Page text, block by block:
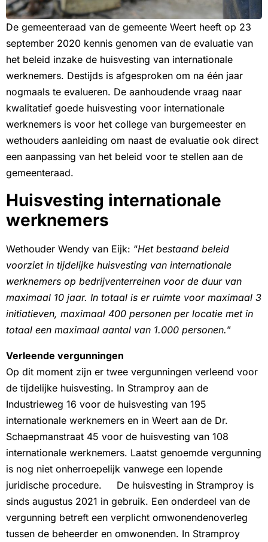
De gemeenteraad van de gemeente Weert heeft op 23
september 2020 kennis genomen van de evaluatie van
het beleid inzake de huisvesting van internationale
werknemers. Destijds is afgesproken om na één jaar
nogmaals te evalueren. De aanhoudende vraag naar
kwalitatief goede huisvesting voor internationale
werknemers is voor het college van burgemeester en
wethouders aanleiding om naast de evaluatie ook direct
een aanpassing van het beleid voor te stellen aan de
gemeenteraad.
Huisvesting internationale
werknemers
Wethouder Wendy van Eijk: “Het bestaand beleid
voorziet in tijdelijke huisvesting van internationale
werknemers op bedrijventerreinen voor de duur van
maximaal 10 jaar. In totaal is er ruimte voor maximaal 3
initiatieven, maximaal 400 personen per locatie met in
totaal een maximaal aantal van 1.000 personen.”
Verleende vergunningen
Op dit moment zijn er twee vergunningen verleend voor
de tijdelijke huisvesting. In Stramproy aan de
Industrieweg 16 voor de huisvesting van 195
internationale werknemers en in Weert aan de Dr.
Schaepmanstraat 45 voor de huisvesting van 108
internationale werknemers. Laatst genoemde vergunning
is nog niet onherroepelijk vanwege een lopende
juridische procedure. De huisvesting in Stramproy is
sinds augustus 2021 in gebruik. Een onderdeel van de
vergunning betreft een verplicht omwonendenoverleg
tussen de beheerder en omwonenden. In Stramproy